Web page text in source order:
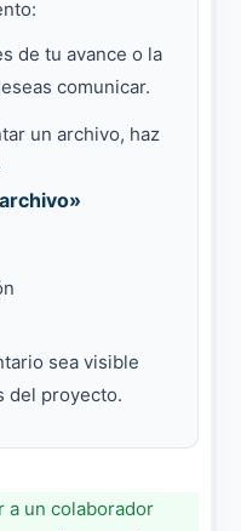
de tu avance o la
comunicar.
un archivo, haz
sea visible
del proyecto.
a un colaborador